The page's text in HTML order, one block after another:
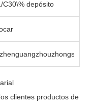
C30\% depósito
clientes productos de